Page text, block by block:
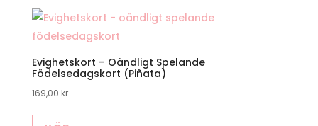
Evighetskort – Oändligt Spelande
Födelsedagskort (Piñata)
169,00 kr